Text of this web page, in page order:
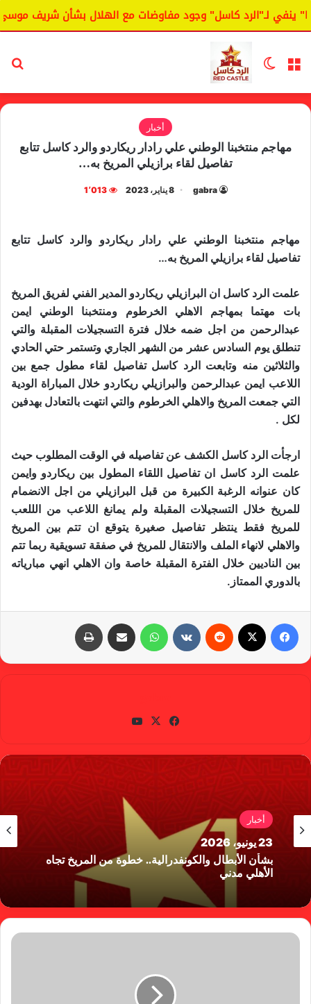
لـ"الرد كاسل" وجود مفاوضات مع الهلال بشأن شريف موسى.
القائمة الوضع المظلم
أخبار
مهاجم منتخبنا الوطني علي رادار ريكاردو والرد كاسل تتابع
تفاصيل لقاء برازيلي المريخ به…
gabra 8 يناير، 2023 1٬013
مهاجم منتخبنا الوطني علي رادار ريكاردو والرد كاسل تتابع
تفاصيل لقاء برازيلي المريخ به…
علمت الرد كاسل ان البرازيلي ريكاردو المدير الفني لفريق المريخ
بات مهتما بمهاجم الاهلي الخرطوم ومنتخبنا الوطني ايمن
عبدالرحمن من اجل ضمه خلال فترة التسجيلات المقبلة والتي
تنطلق يوم السادس عشر من الشهر الجاري وتستمر حتي الحادي
والثلاثين منه وتابعت الرد كاسل تفاصيل لقاء مطول جمع بين
اللاعب ايمن عبدالرحمن والبرازيلي ريكاردو خلال المباراة الودية
التي جمعت المريخ والاهلي الخرطوم والتي انتهت بالتعادل بهدفين
لكل .
ارجأت الرد كاسل الكشف عن تفاصيله في الوقت المطلوب حيث
علمت الرد كاسل ان تفاصيل اللقاء المطول بين ريكاردو وايمن
كان عنوانه الرغبة الكبيرة من قبل البرازيلي من اجل الانضمام
للمريخ خلال التسجيلات المقبلة ولم يمانغ اللاعب من الللعب
للمريخ فقط ينتظر تفاصيل صغيرة يتوقع ان تتم بين المريخ
والاهلي لانهاء الملف والانتقال للمريخ في صفقة تسويقية ربما تتم
بين الناديين خلال الفترة المقبلة خاصة وان الاهلي انهي مبارياته
بالدوري الممتاز.
واتساب
في
وك
X
أخبار
23 يونيو، 2026
بشأن الأبطال والكونفدرالية.. خطوة من المريخ تجاه
الأهلي مدني